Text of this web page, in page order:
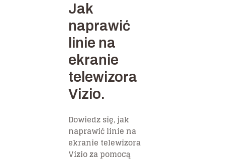
Jak
naprawić
linie na
ekranie
telewizora
Vizio.
Dowiedz się, jak
naprawić linie na
ekranie telewizora
Vizio za pomocą